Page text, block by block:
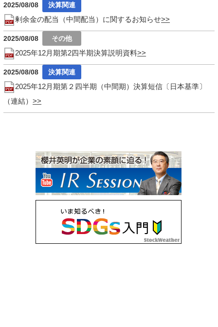
2025/08/08
剰余金の配当（中間配当）に関するお知らせ
2025/08/08
2025年12月期第2四半期決算説明資料
2025/08/08
2025年12月期第２四半期（中間期）決算短信〔日本基準〕
（連結）